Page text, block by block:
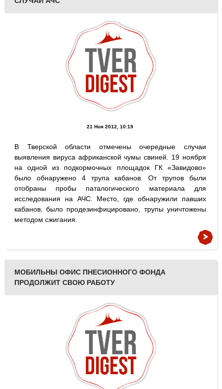
21 Ноя 2012, 10:19
В Тверской области отмечены очередные случаи
выявления вируса африканской чумы свиней. 19 ноября
на одной из подкормочных площадок ГК «Завидово»
было обнаружено 4 трупа кабанов. От трупов были
отобраны пробы паталогического материала для
исследования на АЧС. Место, где обнаружили павших
кабанов, было продезинфицировано, трупы уничтожены
методом сжигания.
МОБИЛЬНЫ ОФИС ПНЕСИОННОГО ФОНДА
ПРОДОЛЖИТ СВОЮ РАБОТУ